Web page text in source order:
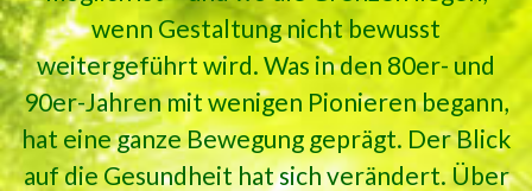
wenn Gestaltung nicht bewusst
weitergeführt wird. Was in den 80er- und
90er-Jahren mit wenigen Pionieren begann,
hat eine ganze Bewegung geprägt. Der Blick
auf die Gesundheit hat sich verändert. Über